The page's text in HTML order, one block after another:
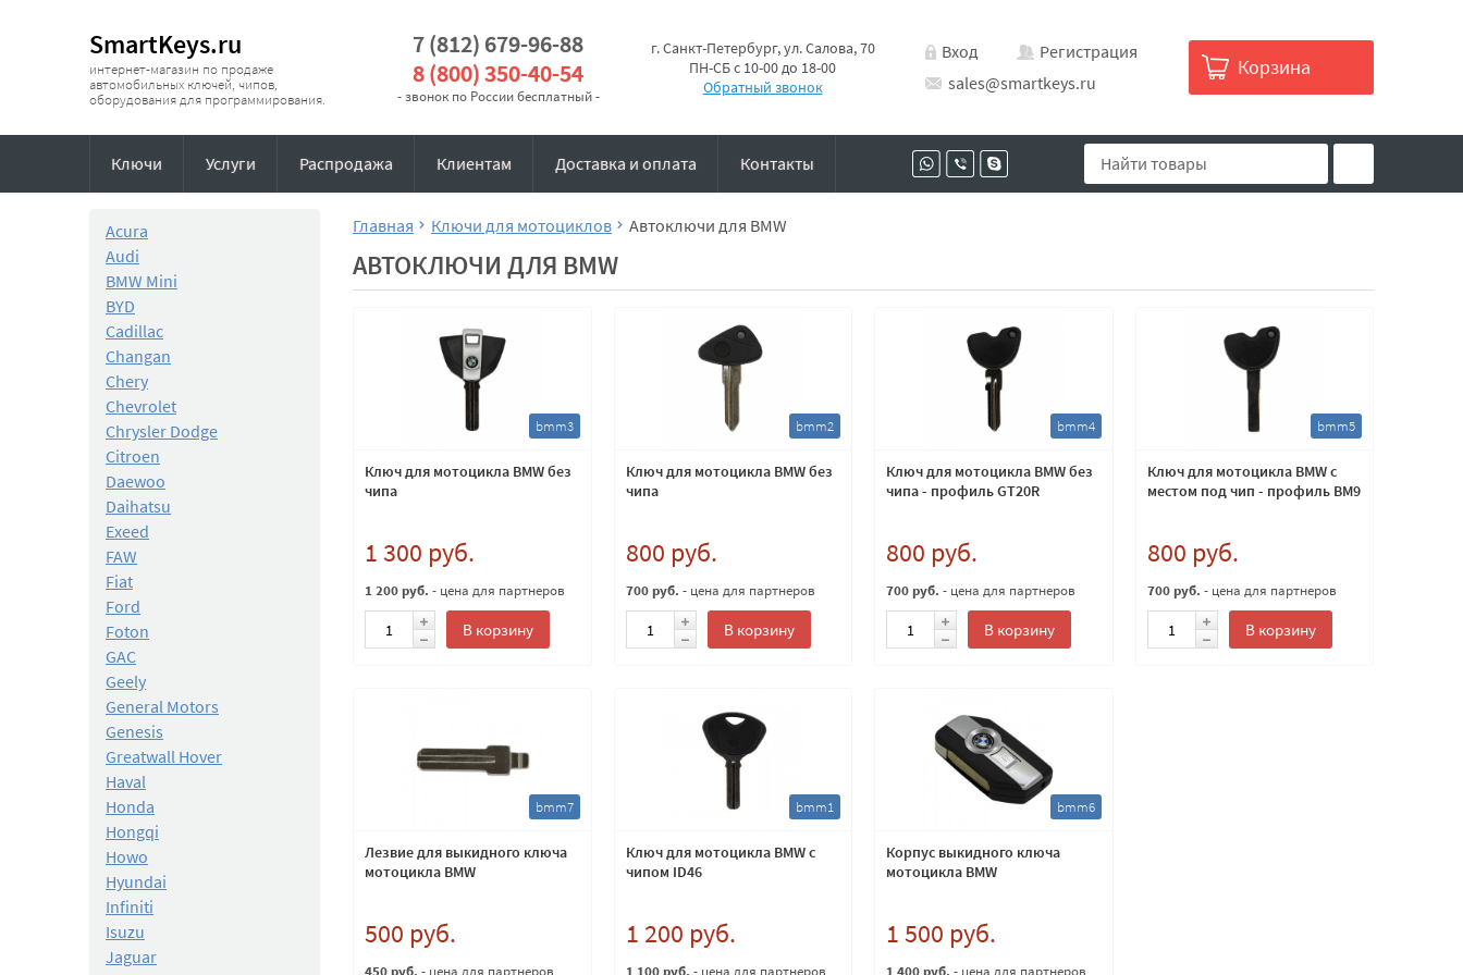
SmartKeys.ru
интернет-магазин по продаже
автомобильных ключей, чипов,
оборудования для программирования.
7 (812) 679-96-88
8 (800) 350-40-54
- звонок по России бесплатный -
г. Санкт-Петербург, ул. Салова, 70
ПН-СБ с 10-00 до 18-00
Обратный звонок
Вход
Регистрация
sales@smartkeys.ru
Корзина
Ключи Услуги Распродажа Клиентам Доставка и оплата Контакты
Acura
Audi
BMW Mini
BYD
Cadillac
Changan
Chery
Chevrolet
Chrysler Dodge
Citroen
Daewoo
Daihatsu
Exeed
FAW
Fiat
Ford
Foton
GAC
Geely
General Motors
Genesis
Greatwall Hover
Haval
Honda
Hongqi
Howo
Hyundai
Infiniti
Isuzu
Jaguar
Главная Ключи для мотоциклов Автоключи для BMW
АВТОКЛЮЧИ ДЛЯ BMW
bmm3
Ключ для мотоцикла BMW без
чипа
1 300 руб.
1 200 руб. - цена для партнеров
В корзину
bmm2
Ключ для мотоцикла BMW без
чипа
800 руб.
700 руб. - цена для партнеров
В корзину
bmm4
Ключ для мотоцикла BMW без
чипа - профиль GT20R
800 руб.
700 руб. - цена для партнеров
В корзину
bmm5
Ключ для мотоцикла BMW с
местом под чип - профиль BM9
800 руб.
700 руб. - цена для партнеров
В корзину
bmm7
Лезвие для выкидного ключа
мотоцикла BMW
500 руб.
450 руб. - цена для партнеров
bmm1
Ключ для мотоцикла BMW с
чипом ID46
1 200 руб.
1 100 руб. - цена для партнеров
bmm6
Корпус выкидного ключа
мотоцикла BMW
1 500 руб.
1 400 руб. - цена для партнеров